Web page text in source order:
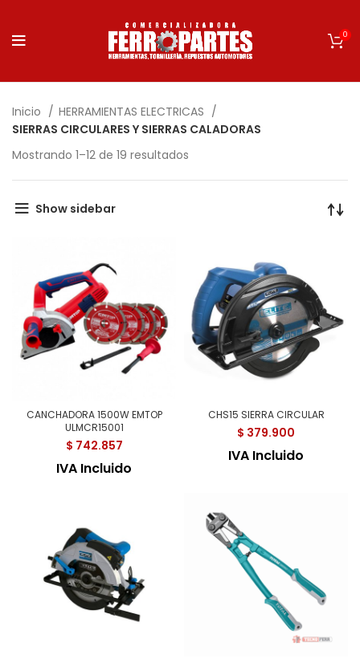
0
Inicio
HERRAMIENTAS ELECTRICAS
SIERRAS CIRCULARES Y SIERRAS CALADORAS
Mostrando 1–12 de 19 resultados
Show sidebar
CANCHADORA 1500W EMTOP
ULMCR15001
$ 742.857
IVA Incluido
CHS15 SIERRA CIRCULAR
$ 379.900
IVA Incluido